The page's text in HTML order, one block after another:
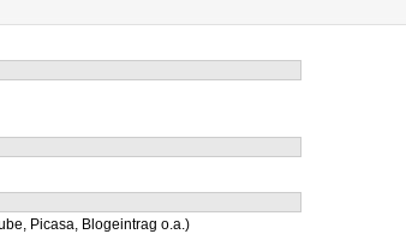
Picasa, Blogeintrag o.a.)